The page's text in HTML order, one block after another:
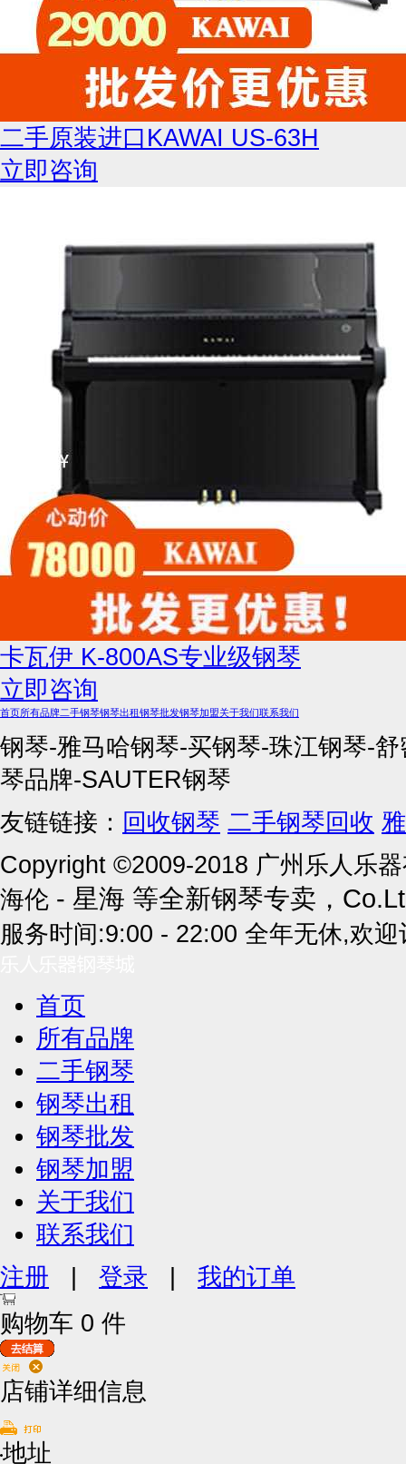
二手原装进口KAWAI US-63H
立即咨询
卡瓦伊 K-800AS专业级钢琴
立即咨询
首页所有品牌二手钢琴钢琴出租钢琴批发钢琴加盟关于我们联系我们
钢琴-雅马哈钢琴-买钢琴-珠江钢琴-
琴品牌-SAUTER钢琴
友链链接： 回收钢琴 二手钢琴回收
Copyright ©2009-2018 广州乐人乐
海伦 - 星海 等全新钢琴专卖，
服务时间:9:00 - 22:00 全年无休,欢迎
首页
所有品牌
二手钢琴
钢琴出租
钢琴批发
钢琴加盟
关于我们
联系我们
注册 | 登录 | 我的订单
购物车 0 件
店铺详细信息
地址